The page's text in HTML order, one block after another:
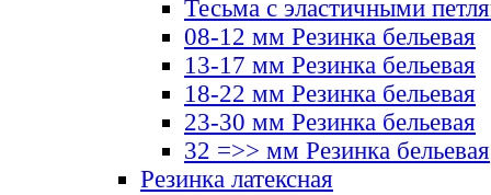
Тесьма с эластичными
08-12 мм Резинка бельевая
13-17 мм Резинка бельевая
18-22 мм Резинка бельевая
23-30 мм Резинка бельевая
32 =>> мм Резинка бельевая
Резинка латексная